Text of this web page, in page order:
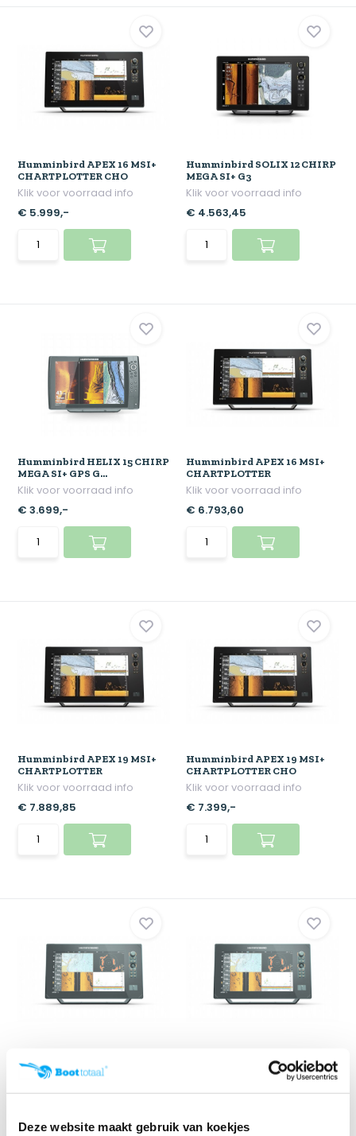
Deze website maakt gebruik van koekjes
Humminbird APEX 16 MSI+
CHARTPLOTTER CHO
Klik voor voorraad info
€ 5.999,-
Humminbird SOLIX 12 CHIRP
MEGA SI+ G3
Klik voor voorraad info
€ 4.563,45
Humminbird HELIX 15 CHIRP
MEGA SI+ GPS G...
Klik voor voorraad info
€ 3.699,-
Humminbird APEX 16 MSI+
CHARTPLOTTER
Klik voor voorraad info
€ 6.793,60
Humminbird APEX 19 MSI+
CHARTPLOTTER
Klik voor voorraad info
€ 7.889,85
Humminbird APEX 19 MSI+
CHARTPLOTTER CHO
Klik voor voorraad info
€ 7.399,-
CHARTPLOTTER
Klik voor voorraad info
CHARTPLOTTER CHO
Klik voor voorraad info